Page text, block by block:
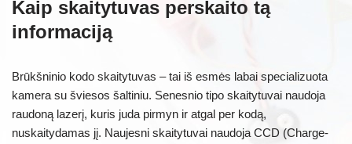
Kaip skaitytuvas perskaito tą
informaciją
Brūkšninio kodo skaitytuvas – tai iš esmės labai specializuota
kamera su šviesos šaltiniu. Senesnio tipo skaitytuvai naudoja
raudoną lazerį, kuris juda pirmyn ir atgal per kodą,
nuskaitydamas jį. Naujesni skaitytuvai naudoja CCD (Charge-